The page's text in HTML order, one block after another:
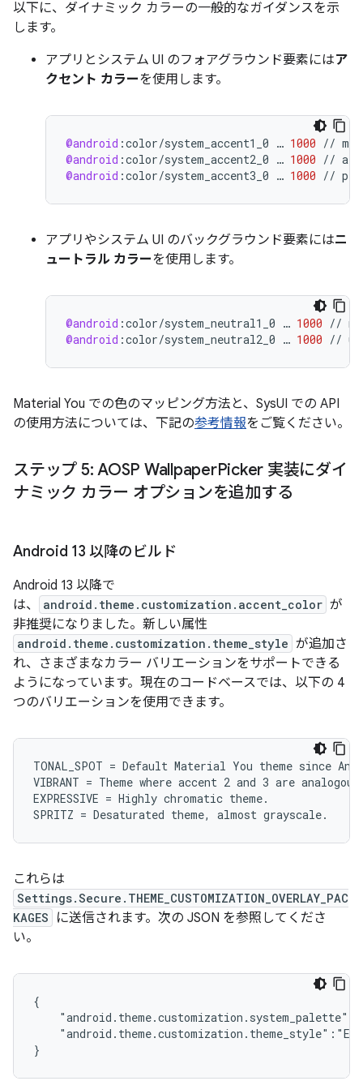
以下に、ダイナミック カラーの一般的なガイダンスを示
します。
アプリとシステム UI のフォアグラウンド要素にはア
クセント カラーを使用します。
@android :color/system_accent1_0 … 1000 //
@android :color/system_accent2_0 … 1000 //
@android :color/system_accent3_0 … 1000 //
アプリやシステム UI のバックグラウンド要素にはニ
ュートラル カラーを使用します。
@android :color/system_neutral1_0 … 1000 //
@android :color/system_neutral2_0 … 1000 //
Material You での色のマッピング方法と、SysUI での API
の使用方法については、下記の参考情報をご覧ください。
ステップ 5: AOSP WallpaperPicker 実装にダイ
ナミック カラー オプションを追加する
Android 13 以降のビルド
Android 13 以降で
は、
android.theme.customization.accent_color が
非推奨になりました。新しい属性
android.theme.customization.theme_style が追加さ
れ、さまざまなカラー バリエーションをサポートできる
ようになっています。現在のコードベースでは、以下の 4
つのバリエーションを使用できます。
TONAL_SPOT = Default Material You theme since
VIBRANT = Theme where accent 2 and 3 are
EXPRESSIVE = Highly chromatic theme.
これらは
Settings.Secure.THEME_CUSTOMIZATION_OVERLAY_PAC
KAGES
に送信されます。次の JSON を参照してくださ
い。
{